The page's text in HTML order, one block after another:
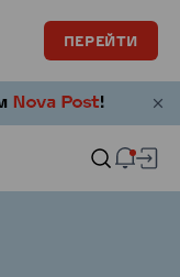
ПЕРЕЙТИ